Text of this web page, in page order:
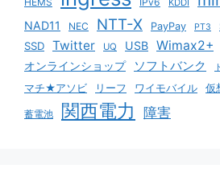
KDDI
NAD11 NEC NTT-X PayPay PT3
SSD Twitter UQ USB Wimax2+
オンラインショップ ソフトバンク
マチ★アソビ リーフ ワイモバイル 仮
蓄電池 関西電力 障害